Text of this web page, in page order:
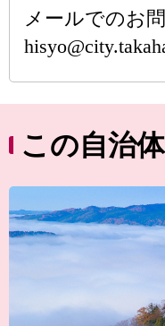
メールでのお
この自治